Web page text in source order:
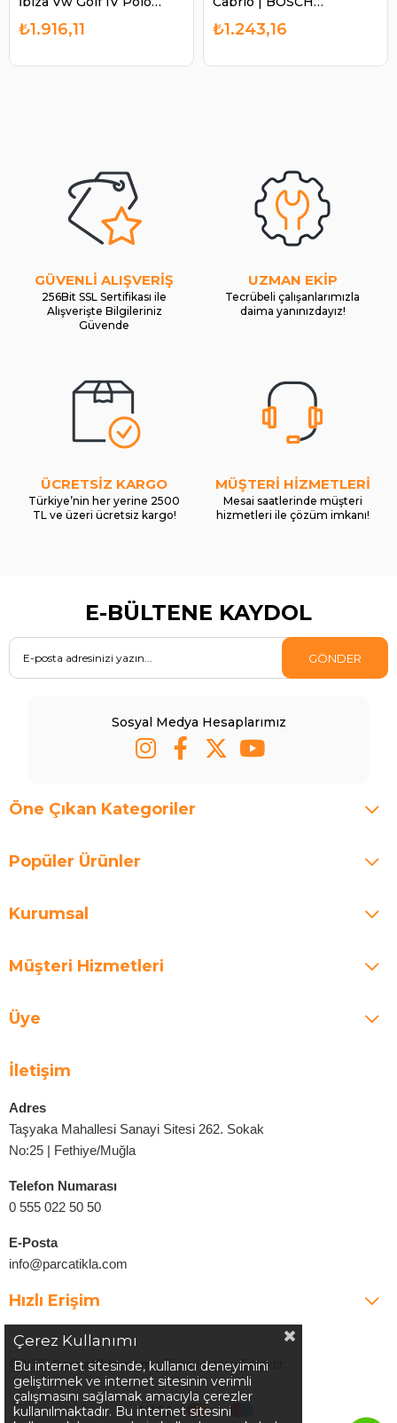
Classıc | BOSCH
1986SE1655
₺1.916,11
1986SE1673
₺1.243,16
GÜVENLİ ALIŞVERİŞ
256Bit SSL Sertifikası ile
Alışverişte Bilgileriniz
Güvende
UZMAN EKİP
Tecrübeli çalışanlarımızla
daima yanınızdayız!
ÜCRETSİZ KARGO
Türkiye’nin her yerine 2500
TL ve üzeri ücretsiz kargo!
MÜŞTERİ HİZMETLERİ
Mesai saatlerinde müşteri
hizmetleri ile çözüm imkanı!
E-BÜLTENE KAYDOL
GÖNDER
Sosyal Medya Hesaplarımız
Öne Çıkan Kategoriler
Popüler Ürünler
Kurumsal
Müşteri Hizmetleri
Üye
İletişim
Adres
Taşyaka Mahallesi Sanayi Sitesi 262. Sokak
No:25 | Fethiye/Muğla
Telefon Numarası
0 555 022 50 50
E-Posta
info@parcatikla.com
Hızlı Erişim
©2025Parcatikla.com| Tüm Hakları Saklıdır.
Çerez Kullanımı
Bu internet sitesinde, kullanıcı deneyimini
geliştirmek ve internet sitesinin verimli
çalışmasını sağlamak amacıyla çerezler
kullanılmaktadır. Bu internet sitesini